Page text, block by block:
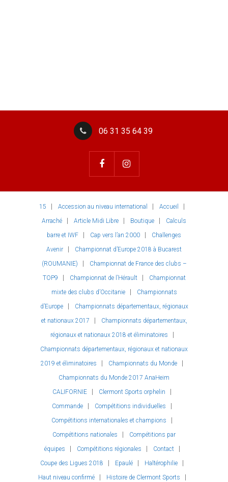
06 31 35 64 39
15 Accession au niveau international
Accueil
Arraché
Article Midi Libre Boutique
Calculs
barre et IWF
Cap vers l’an 2000
Challenges
Avenir
Championnat d’Europe 2018 à Bucarest
(ROUMANIE)
Championnat de France des clubs –
TOP9
Championnat de l’Hérault
Championnat
mixte des clubs d’Occitanie
Championnats
d’Europe
Championnats départementaux, régionaux
et nationaux 2017
Championnats départementaux,
régionaux et nationaux 2018 et éliminatoires
Championnats départementaux, régionaux et nationaux
2019 et éliminatoires
Championnats du Monde
Championnats du Monde 2017 AnaHeim
CALIFORNIE
Clermont Sports orphelin
Commande
Compétitions individuelles
Compétitions internationales et champions
Compétitions nationales
Compétitions par
équipes
Compétitions régionales
Contact
Coupe des Ligues 2018
Epaulé
Haltérophilie
Haut niveau confirmé
Histoire de Clermont Sports